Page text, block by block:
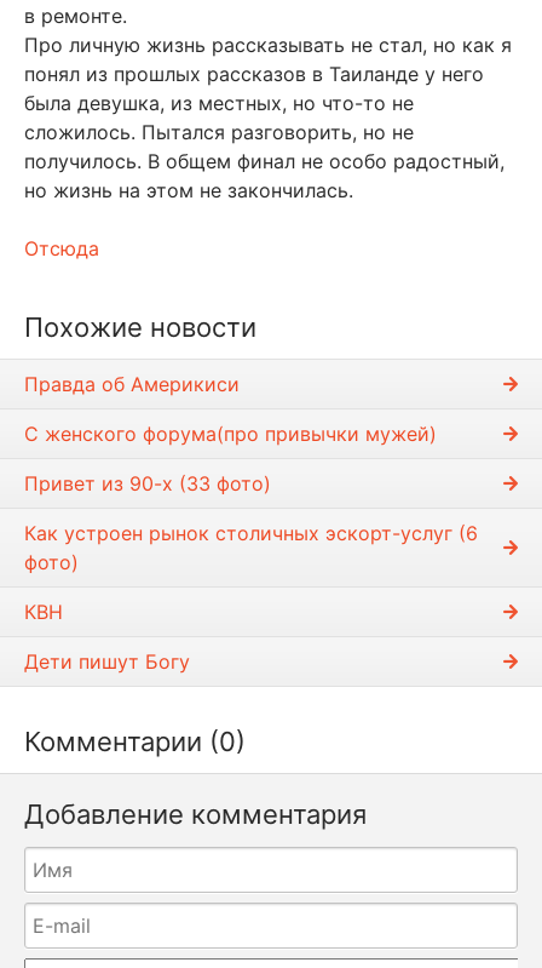
в ремонте.
Про личную жизнь рассказывать не стал, но как я
понял из прошлых рассказов в Таиланде у него
была девушка, из местных, но что-то не
сложилось. Пытался разговорить, но не
получилось. В общем финал не особо радостный,
но жизнь на этом не закончилась.
Отсюда
Похожие новости
Правда об Америкиси
С женского форума(про привычки мужей)
Привет из 90-х (33 фото)
Как устроен рынок столичных эскорт-услуг (6
фото)
КВН
Дети пишyт Богy
Комментарии (0)
Добавление комментария